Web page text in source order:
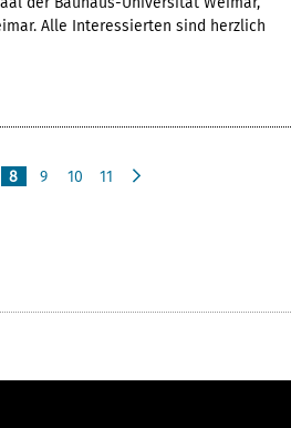
Alle Interessierten sind herzlich
8 9 10
11